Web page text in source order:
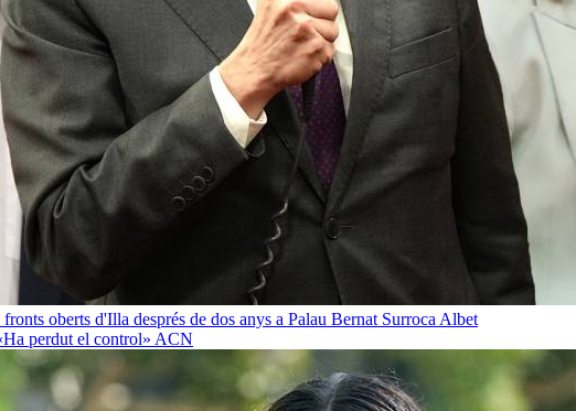
oberts d'Illa després de dos anys a Palau Bernat Surroca Albet
perdut el control» ACN